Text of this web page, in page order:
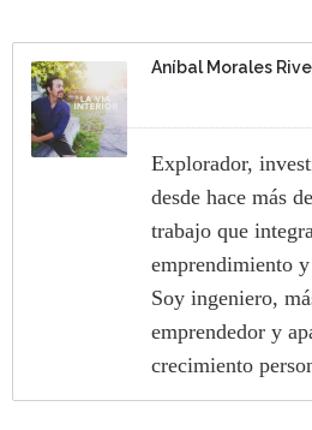
Aníbal Morales
Explorador,
desde hace más
trabajo que
emprendimiento
Soy ingeniero,
emprendedor y
crecimiento